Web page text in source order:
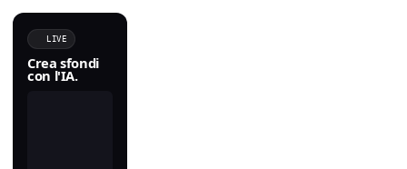
LIVE
Crea sfondi
con l'IA.